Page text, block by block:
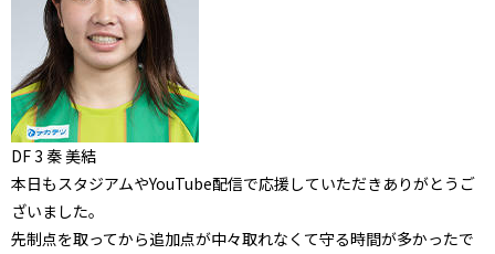
DF 3 秦 美結
本日もスタジアムやYouTube配信で応援していただきありがとうご
ざいました。
先制点を取ってから追加点が中々取れなくて守る時間が多かったで